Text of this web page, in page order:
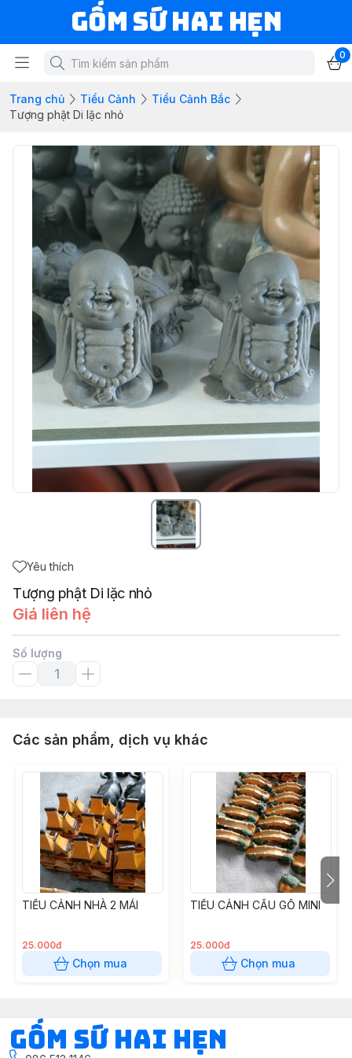
Gốm Sứ Hai Hẹn
0
Trang chủ Tiểu Cảnh
Tiểu Cảnh Bắc
Tượng phật Di lặc nhỏ
Yêu thích
Tượng phật Di lặc nhỏ
Giá liên hệ
Số lượng
Các sản phẩm, dịch vụ khác
TIỂU CẢNH NHÀ 2 MÁI
25.000đ
Chọn mua
TIỂU CẢNH CẦU GỖ MINI
25.000đ
Chọn mua
Gốm Sứ Hai Hẹn